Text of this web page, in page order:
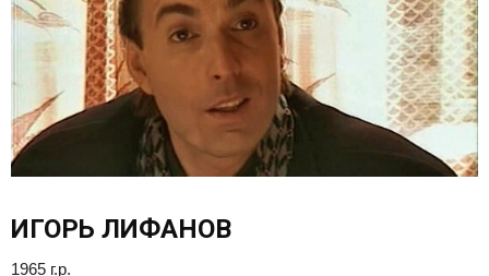
ИГОРЬ ЛИФАНОВ
1965 г.р.